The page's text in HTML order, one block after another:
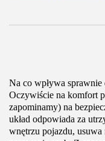
Na co wpływa sprawnie
Oczywiście na komfort
zapominamy) na
układ odpowiada za
wnętrzu pojazdu,